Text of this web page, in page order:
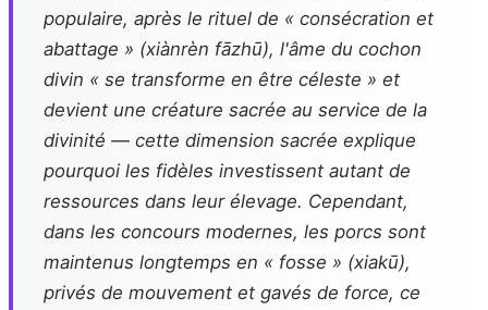
populaire, après le rituel de « consécration et
abattage » (xiànrèn fāzhū), l'âme du cochon
divin « se transforme en être céleste » et
devient une créature sacrée au service de la
divinité — cette dimension sacrée explique
pourquoi les fidèles investissent autant de
ressources dans leur élevage. Cependant,
dans les concours modernes, les porcs sont
maintenus longtemps en « fosse » (xiakū),
privés de mouvement et gavés de force, ce